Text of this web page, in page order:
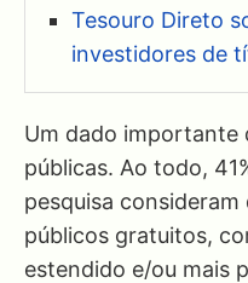
Tesouro Direto
investidores de
Um dado importante
públicas. Ao todo,
pesquisa
públicos gratuitos,
estendido e/ou mais